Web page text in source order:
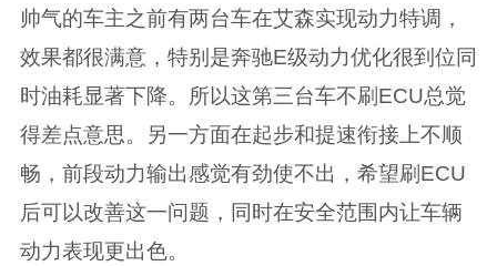
帅气的车主之前有两台车在艾森实现动力特调，
效果都很满意，特别是奔驰E级动力优化很到位同
时油耗显著下降。所以这第三台车不刷ECU总觉
得差点意思。另一方面在起步和提速衔接上不顺
畅，前段动力输出感觉有劲使不出，希望刷ECU
后可以改善这一问题，同时在安全范围内让车辆
动力表现更出色。